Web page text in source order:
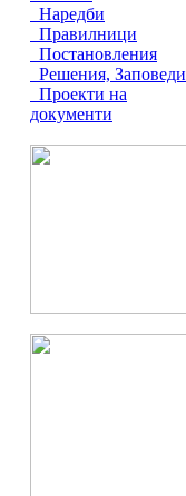
Наредби
Правилници
Постановления
Решения, Заповеди
Проекти на
документи